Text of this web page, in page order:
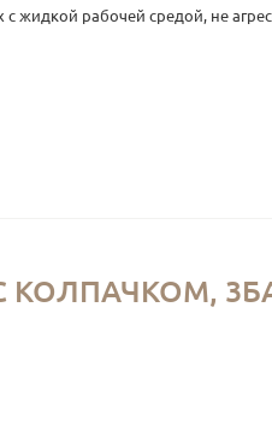
жидкой рабочей средой, не